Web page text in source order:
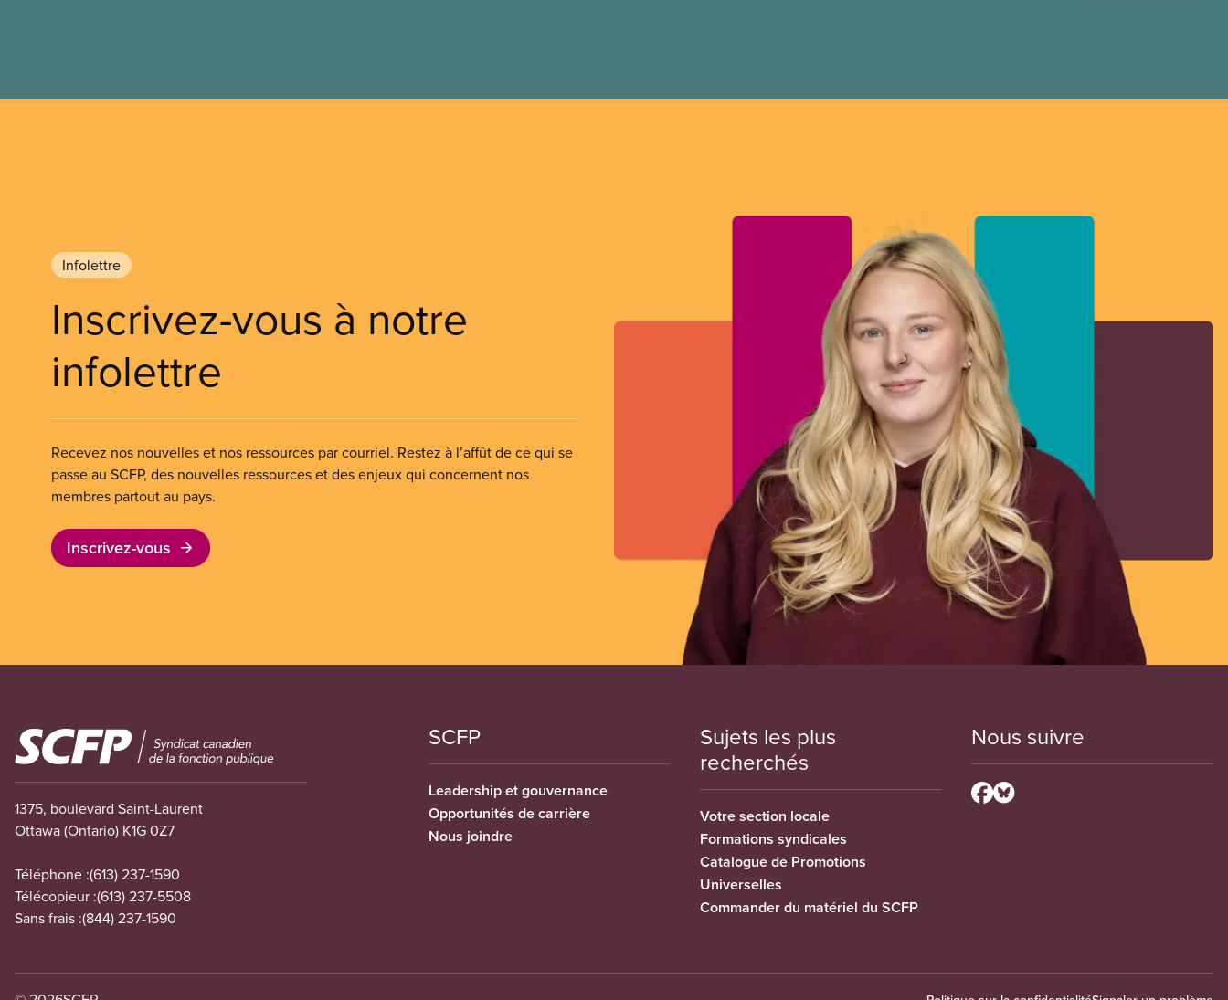
Infolettre
Inscrivez-vous à notre
infolettre
Recevez nos nouvelles et nos ressources par courriel. Restez à l’affût de ce qui se
passe au SCFP, des nouvelles ressources et des enjeux qui concernent nos
membres partout au pays.
Inscrivez-vous
Image
1375, boulevard Saint-Laurent
Ottawa (Ontario) K1G 0Z7
Téléphone :(613) 237-1590
Télécopieur :(613) 237-5508
Sans frais :(844) 237-1590
SCFP
Leadership et gouvernance
Opportunités de carrière
Nous joindre
Sujets les plus
recherchés
Votre section locale
Formations syndicales
Catalogue de Promotions
Universelles
Commander du matériel du SCFP
Nous suivre